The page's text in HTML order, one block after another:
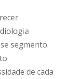
segmento.
de cada